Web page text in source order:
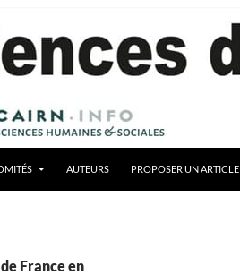
AUTEURS PROPOSER UN ARTICLE
France en